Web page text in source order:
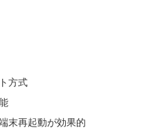
方式
末再起動が効果的